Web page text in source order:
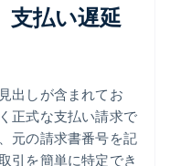
支払い遅延
出しが含まれてお
正式な支払い請求で
元の請求書番号を記
引を簡単に特定でき